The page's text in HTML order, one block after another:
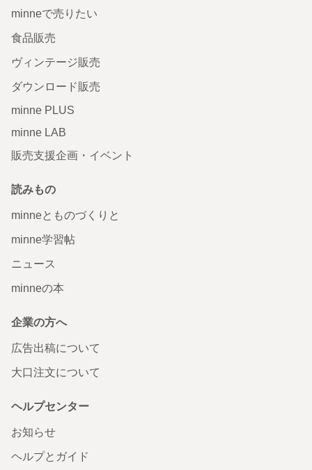
minneで売りたい
食品販売
ヴィンテージ販売
ダウンロード販売
minne PLUS
minne LAB
販売支援企画・イベント
読みもの
minneとものづくりと
minne学習帖
ニュース
minneの本
企業の方へ
広告出稿について
大口注文について
ヘルプセンター
お知らせ
ヘルプとガイド